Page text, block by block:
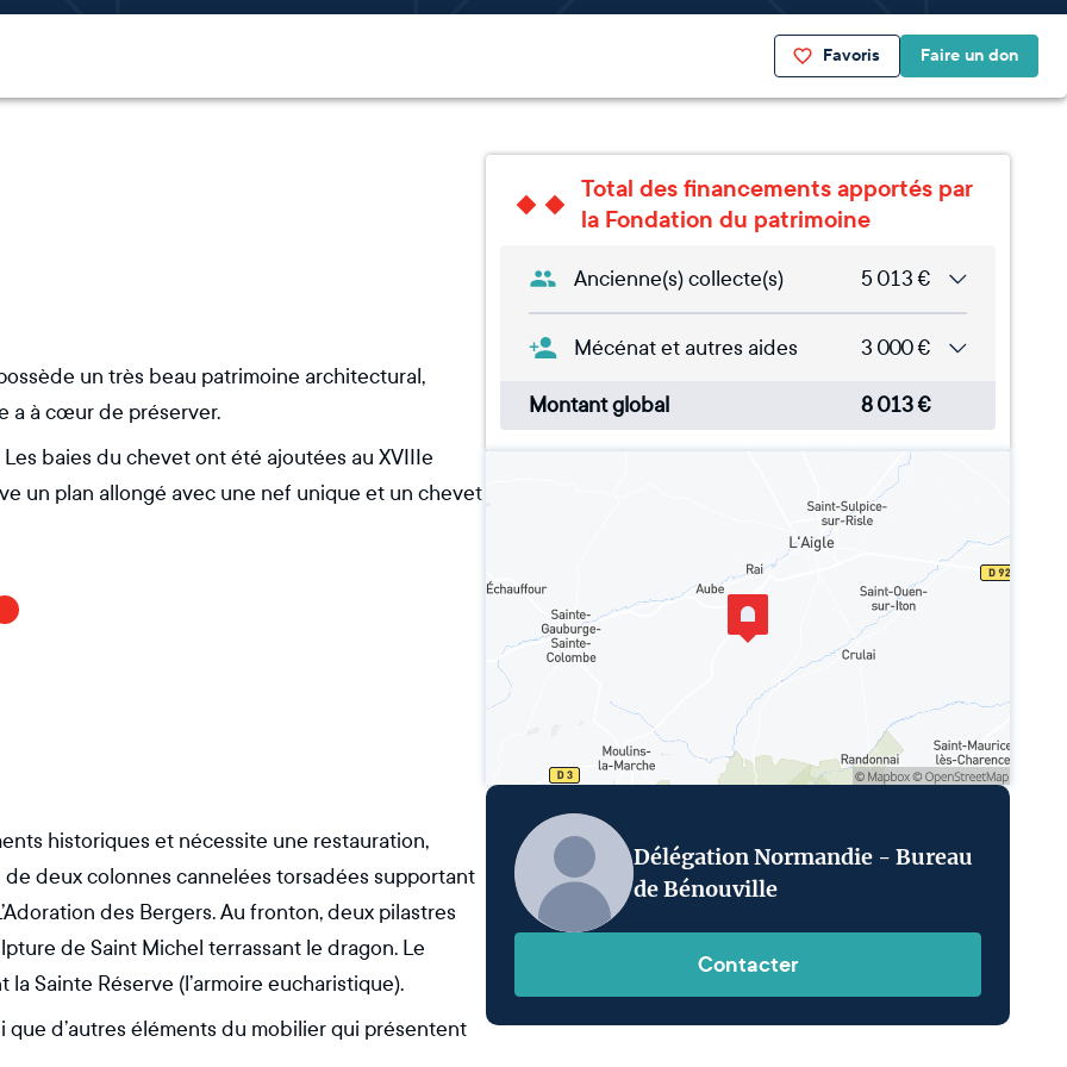
Favoris Faire un don
un très beau patrimoine architectural,
a à cœur de préserver.
baies du chevet ont été ajoutées au XVIIIe
un plan allongé avec une nef unique et un chevet
historiques et nécessite une restauration,
deux colonnes cannelées torsadées supportant
des Bergers. Au fronton, deux pilastres
de Saint Michel terrassant le dragon. Le
Sainte Réserve (l’armoire eucharistique).
d’autres éléments du mobilier qui présentent
Total des financements apportés par
la Fondation du patrimoine
Ancienne(s) collecte(s) 5 013 €
Mécénat et autres aides 3 000€
Montant global 8 013€
Délégation Normandie - Bureau
de Bénouville
Contacter